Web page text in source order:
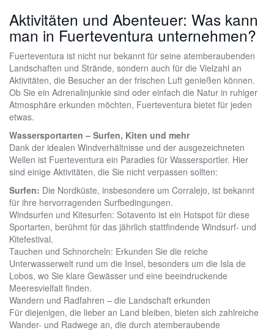
Aktivitäten und Abenteuer: Was kann
man in Fuerteventura unternehmen?
Fuerteventura ist nicht nur bekannt für seine atemberaubenden
Landschaften und Strände, sondern auch für die Vielzahl an
Aktivitäten, die Besucher an der frischen Luft genießen können.
Ob Sie ein Adrenalinjunkie sind oder einfach die Natur in ruhiger
Atmosphäre erkunden möchten, Fuerteventura bietet für jeden
etwas.
Wassersportarten – Surfen, Kiten und mehr
Dank der idealen Windverhältnisse und der ausgezeichneten
Wellen ist Fuerteventura ein Paradies für Wassersportler. Hier
sind einige Aktivitäten, die Sie nicht verpassen sollten:
Surfen: Die Nordküste, insbesondere um Corralejo, ist bekannt
für ihre hervorragenden Surfbedingungen.
Windsurfen und Kitesurfen: Sotavento ist ein Hotspot für diese
Sportarten, berühmt für das jährlich stattfindende Windsurf- und
Kitefestival.
Tauchen und Schnorcheln: Erkunden Sie die reiche
Unterwasserwelt rund um die Insel, besonders um die Isla de
Lobos, wo Sie klare Gewässer und eine beeindruckende
Meeresvielfalt finden.
Wandern und Radfahren – die Landschaft erkunden
Für diejenigen, die lieber an Land bleiben, bieten sich zahlreiche
Wander- und Radwege an, die durch atemberaubende